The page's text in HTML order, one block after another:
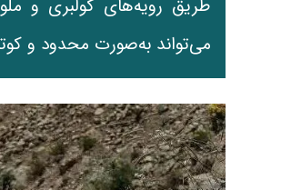
طریق رویه‌های کولبری و
می‌تواند به‌صورت محدود و